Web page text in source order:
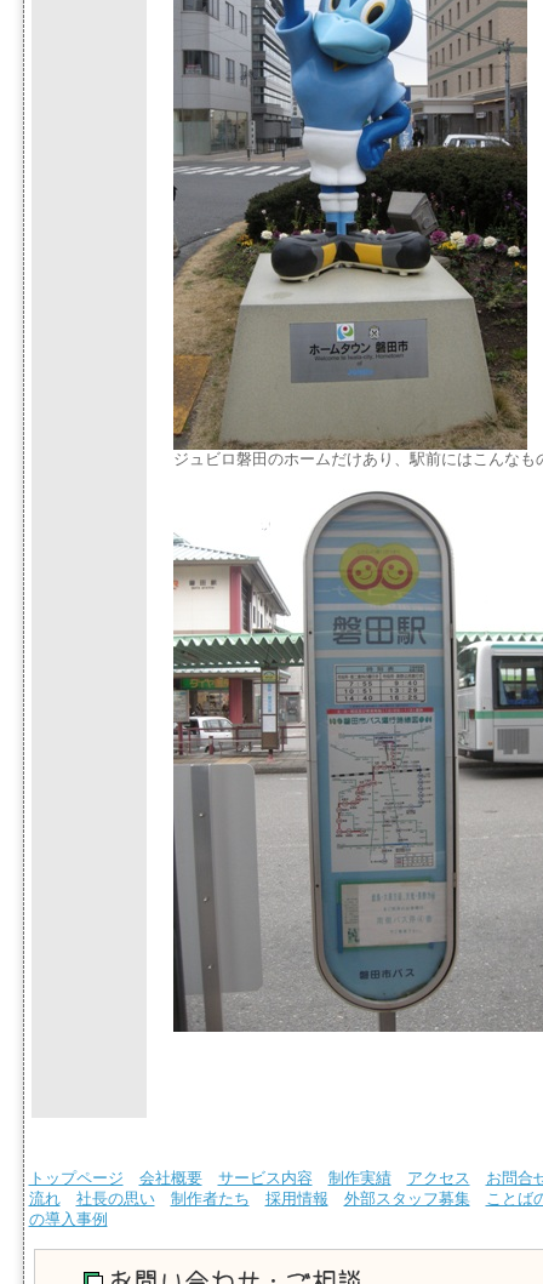
ジュビロ磐田のホームだけあり、駅前にはこんなも
トップページ 会社概要 サービス内容 制作実績 アクセス
お問合
流れ
社長の思い 制作者たち 採用情報 外部スタッフ募集
ことば
の導入事例